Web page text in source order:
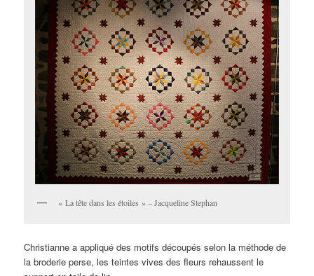
« La tête dans les étoiles » – Jacqueline Stephan
Christianne a appliqué des motifs découpés selon la méthode de
la broderie perse, les teintes vives des fleurs rehaussent le